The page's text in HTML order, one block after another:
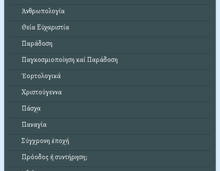
Ἀνθρωπολογία
Θεία Εὐχαριστία
Παράδοση
Παγκοσμιοποίηση καί Παράδοση
Ἑορτολογικά
Χριστούγεννα
Πάσχα
Παναγία
Σύγχρονη ἐποχή
Πρόοδος ἤ συντήρηση;